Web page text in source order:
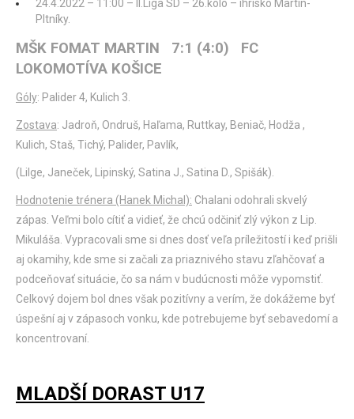
24.4.2022 – 11:00 – II.Liga SD – 26.kolo – ihrisko Martin-
Pltníky.
MŠK FOMAT MARTIN 7:1 (4:0) FC
LOKOMOTÍVA KOŠICE
Góly: Palider 4, Kulich 3.
Zostava: Jadroň, Ondruš, Haľama, Ruttkay, Beniač, Hodža ,
Kulich, Staš, Tichý, Palider, Pavlík,
(Lilge, Janeček, Lipinský, Satina J., Satina D., Spišák).
Hodnotenie trénera (Hanek Michal): Chalani odohrali skvelý
zápas. Veľmi bolo cítiť a vidieť, že chcú odčiniť zlý výkon z Lip.
Mikuláša. Vypracovali sme si dnes dosť veľa príležitostí i keď prišli
aj okamihy, kde sme si začali za priaznivého stavu zľahčovať a
podceňovať situácie, čo sa nám v budúcnosti môže vypomstiť.
Celkový dojem bol dnes však pozitívny a verím, že dokážeme byť
úspešní aj v zápasoch vonku, kde potrebujeme byť sebavedomí a
koncentrovaní.
MLADŠÍ DORAST U17